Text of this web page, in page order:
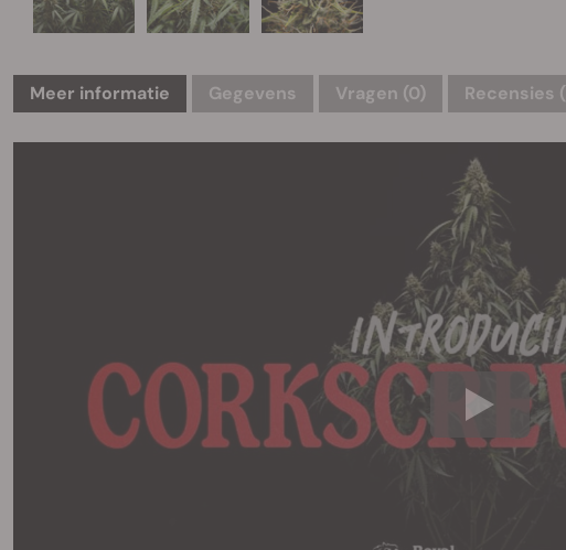
Meer informatie Gegevens Vragen (0) Recensies